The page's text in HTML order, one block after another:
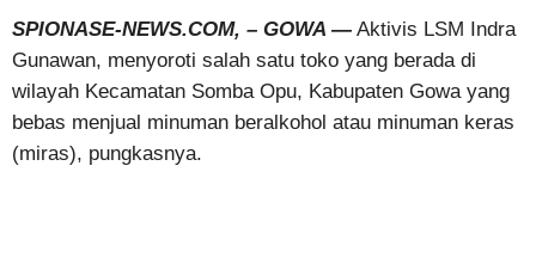
SPIONASE-NEWS.COM, – GOWA — Aktivis LSM Indra
Gunawan, menyoroti salah satu toko yang berada di
wilayah Kecamatan Somba Opu, Kabupaten Gowa yang
bebas menjual minuman beralkohol atau minuman keras
(miras), pungkasnya.